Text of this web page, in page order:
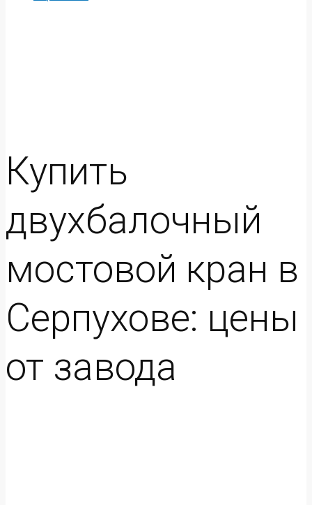
Купить
двухбалочный
мостовой кран в
Серпухове: цены
от завода